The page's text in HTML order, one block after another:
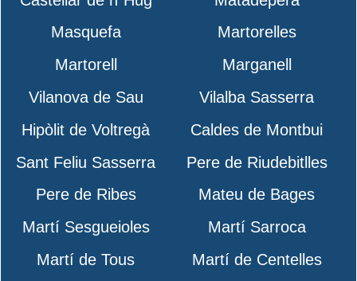
Masquefa
Martorelles
Martorell
Marganell
Vilanova de Sau
Vilalba Sasserra
Hipòlit de Voltregà
Caldes de Montbui
Sant Feliu Sasserra
Pere de Riudebitlles
Pere de Ribes
Mateu de Bages
Martí Sesgueioles
Martí Sarroca
Martí de Tous
Martí de Centelles